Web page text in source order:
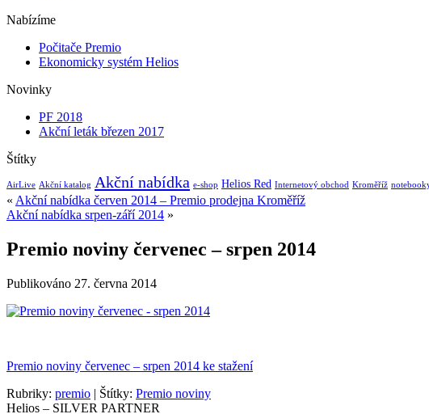
Nabízíme
Počitače Premio
Ekonomicky systém Helios
Novinky
PF 2018
Akční leták březen 2017
Štítky
AirLive Akční katalog Akční nabídka e-shop Helios Red Internetový obchod Kroměříž
« Akční nabídka červen 2014 – Premio prodejna Kroměříž
Akční nabídka srpen-září 2014 »
Premio noviny červenec – srpen 2014
Publikováno 27. června 2014
Premio noviny červenec – srpen 2014 ke stažení
Rubriky: premio | Štítky: Premio noviny
Helios – SILVER PARTNER